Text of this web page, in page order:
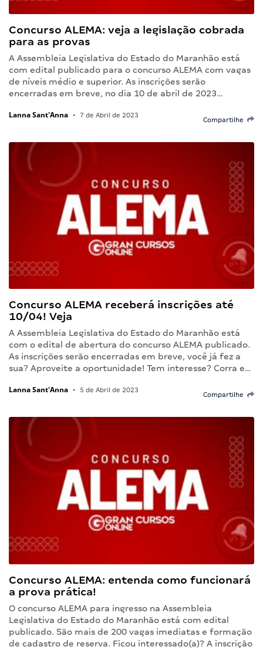
Concurso ALEMA: veja a legislação cobrada
para as provas
A Assembleia Legislativa do Estado do Maranhão está
com edital publicado para o concurso ALEMA com vagas
de níveis médio e superior. As inscrições serão
encerradas em breve, no dia 10 de abril de 2023…
Lanna Sant'Anna • 7 de Abril de 2023
Compartilhe
Concurso ALEMA receberá inscrições até
10/04! Veja
A Assembleia Legislativa do Estado do Maranhão está
com o edital de abertura do concurso ALEMA publicado.
As inscrições serão encerradas em breve, você já fez a
sua? Aproveite a oportunidade! Tem interesse? Corra e…
Lanna Sant'Anna • 5 de Abril de 2023
Compartilhe
Concurso ALEMA: entenda como funcionará
a prova prática!
O concurso ALEMA para ingresso na Assembleia
Legislativa do Estado do Maranhão está com edital
publicado. São mais de 200 vagas imediatas e formação
de cadastro de reserva. Ficou interessado(a)? A inscrição